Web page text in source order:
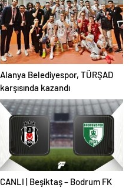
Alanya Belediyespor, TÜRŞAD
karşısında kazandı
CANLI | Beşiktaş – Bodrum FK